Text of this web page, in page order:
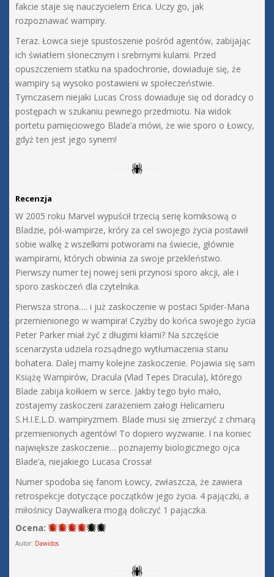
fakcie staje się nauczycielem Erica. Uczy go, jak
rozpoznawać wampiry.
Teraz. Łowca sieje spustoszenie pośród agentów, zabijając
ich światłem słonecznym i srebrnymi kulami. Przed
opuszczeniem statku na spadochronie, dowiaduje się, że
wampiry są wysoko postawieni w społeczeństwie.
Tymczasem niejaki Lucas Cross dowiaduje się od doradcy o
postępach w szukaniu pewnego przedmiotu. Na widok
portetu pamięciowego Blade’a mówi, że wie sporo o Łowcy,
gdyż ten jest jego synem!
Recenzja
W 2005 roku Marvel wypuścił trzecią serię komiksową o
Bladzie, pół-wampirze, króry za cel swojego życia postawił
sobie walkę z wszelkimi potworami na świecie, głównie
wampirami, których obwinia za swoje przekleństwo.
Pierwszy numer tej nowej serii przynosi sporo akcji, ale i
sporo zaskoczeń dla czytelnika.
Pierwsza strona…. i już zaskoczenie w postaci Spider-Mana
przemienionego w wampira! Czyżby do końca swojego życia
Peter Parker miał żyć z długimi kłami? Na szczęście
scenarzysta udziela rozsądnego wytłumaczenia stanu
bohatera. Dalej mamy kolejne zaskoczenie. Pojawia się sam
Książę Wampirów, Dracula (Vlad Tepes Dracula), którego
Blade zabija kołkiem w serce. Jakby tego było mało,
zostajemy zaskoczeni zarażeniem załogi Helicarrieru
S.H.I.E.L.D. wampiryzmem. Blade musi się zmierzyć z chmarą
przemienionych agentów! To dopiero wyzwanie. I na koniec
największe zaskoczenie… poznajemy biologicznego ojca
Blade’a, niejakiego Lucasa Crossa!
Numer spodoba się fanom Łowcy, zwłaszcza, że zawiera
retrospekcje dotyczące początków jego życia. 4 pajączki, a
miłośnicy Daywalkera mogą doliczyć 1 pajączka.
Ocena:
Autor: Dawidos